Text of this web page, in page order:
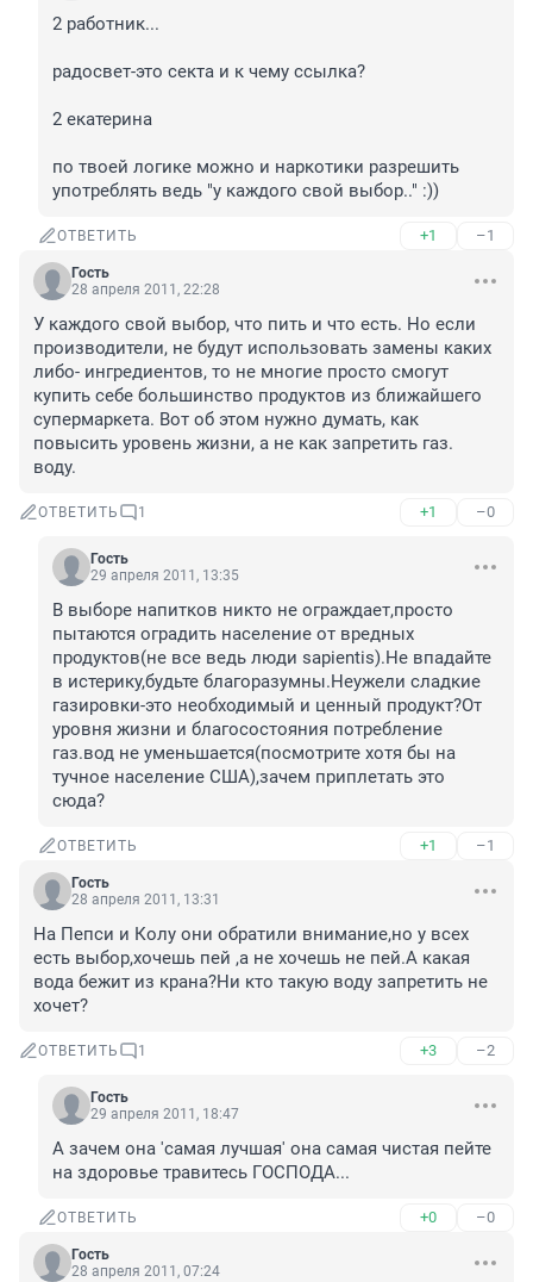
2 работник...
радосвет-это секта и к чему ссылка?
2 екатерина
по твоей логике можно и наркотики разрешить
употреблять ведь "у каждого свой выбор.." :))
ОТВЕТИТЬ +1 –1
Гость
28 апреля 2011, 22:28
У каждого свой выбор, что пить и что есть. Но если
производители, не будут использовать замены каких
либо- ингредиентов, то не многие просто смогут
купить себе большинство продуктов из ближайшего
супермаркета. Вот об этом нужно думать, как
повысить уровень жизни, а не как запретить газ.
воду.
ОТВЕТИТЬ 1 +1 –0
Гость
29 апреля 2011, 13:35
В выборе напитков никто не ограждает,просто
пытаются оградить население от вредных
продуктов(не все ведь люди sapientis).Не впадайте
в истерику,будьте благоразумны.Неужели сладкие
газировки-это необходимый и ценный продукт?От
уровня жизни и благосостояния потребление
газ.вод не уменьшается(посмотрите хотя бы на
тучное население США),зачем приплетать это
сюда?
ОТВЕТИТЬ +1 –1
Гость
28 апреля 2011, 13:31
На Пепси и Колу они обратили внимание,но у всех
есть выбор,хочешь пей ,а не хочешь не пей.А какая
вода бежит из крана?Ни кто такую воду запретить не
хочет?
ОТВЕТИТЬ 1 +3 –2
Гость
29 апреля 2011, 18:47
А зачем она 'самая лучшая' она самая чистая пейте
на здоровье травитесь ГОСПОДА...
ОТВЕТИТЬ +0 –0
Гость
28 апреля 2011, 07:24